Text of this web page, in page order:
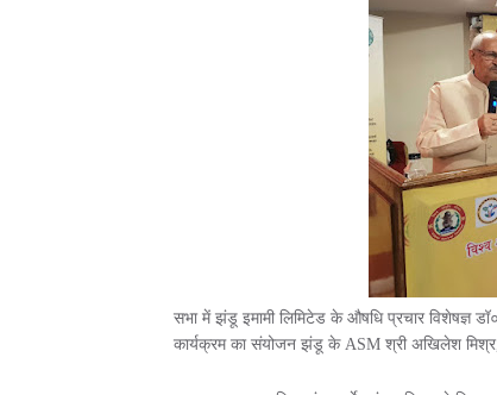
सभा में झंडू इमामी लिमिटेड के औषधि प्रचार विशेषज्ञ
कार्यक्रम का संयोजन झंडू के ASM श्री अखिलेश मिश्र,